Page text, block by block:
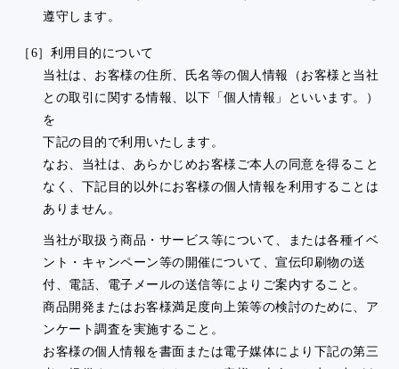
遵守します。
［6］利用目的について
当社は、お客様の住所、氏名等の個人情報（お客様と当社
との取引に関する情報、以下「個人情報」といいます。）
を
下記の目的で利用いたします。
なお、当社は、あらかじめお客様ご本人の同意を得ること
なく、下記目的以外にお客様の個人情報を利用することは
ありません。
当社が取扱う商品・サービス等について、または各種イベ
ント・キャンペーン等の開催について、宣伝印刷物の送
付、電話、電子メールの送信等によりご案内すること。
商品開発またはお客様満足度向上策等の検討のために、ア
ンケート調査を実施すること。
お客様の個人情報を書面または電子媒体により下記の第三